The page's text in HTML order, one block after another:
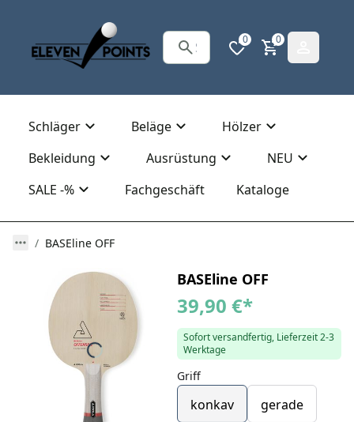
0 0
Schläger Beläge
Hölzer
Bekleidung
Ausrüstung
NEU
SALE -%
Fachgeschäft Kataloge
BASEline OFF
BASEline OFF
39,90 €*
Sofort versandfertig, Lieferzeit 2-3
Werktage
Griff
konkav gerade